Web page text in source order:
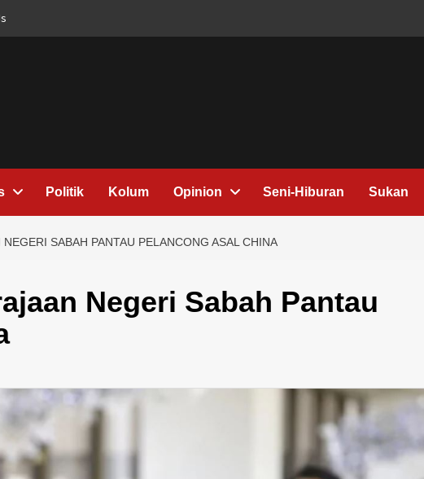
Politik Kolum Opinion Seni-Hiburan Sukan
SABAH PANTAU PELANCONG ASAL CHINA
Negeri Sabah Pantau